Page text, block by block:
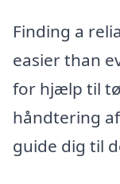
Finding a
easier than
for hjælp til
håndtering
guide dig til